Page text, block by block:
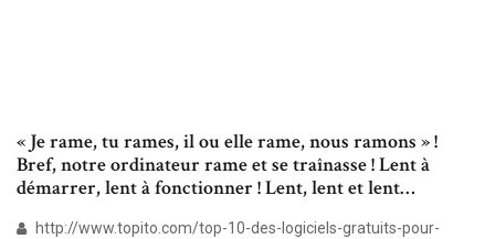
« Je rame, tu rames, il ou elle rame, nous ramons » !
Bref, notre ordinateur rame et se traînasse ! Lent à
démarrer, lent à fonctionner ! Lent, lent et lent…
http://www.topito.com/top-10-des-logiciels-gratuits-pour-